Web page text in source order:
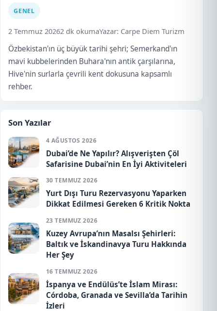
GENEL
2 Temmuz 20262 dk okumaYazar: Carpe Diem Turizm
Özbekistan'ın üç büyük tarihi şehri; Semerkand'ın
mavi kubbelerinden Buhara'nın antik çarşılarına,
Hive'nin surlarla çevrili kent dokusuna kapsamlı
rehber.
Son Yazılar
4 AĞUSTOS 2026
Dubai’de Ne Yapılır? Alışverişten Çöl
Safarisine Dubai’nin En İyi Aktiviteleri
30 TEMMUZ 2026
Yurt Dışı Turu Rezervasyonu Yaparken
Dikkat Edilmesi Gereken 6 Kritik Nokta
23 TEMMUZ 2026
Kuzey Avrupa’nın Masalsı Şehirleri:
Baltık ve İskandinavya Turu Hakkında
Her Şey
16 TEMMUZ 2026
İspanya ve Endülüs’te İslam Mirası:
Córdoba, Granada ve Sevilla’da Tarihin
İzleri